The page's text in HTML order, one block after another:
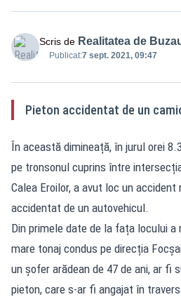
Scris de Realitatea de
Publicat:7 sept. 2021, 09:47
Pieton accidentat de un
În această dimineață, în jurul orei
pe tronsonul cuprins între
Calea Eroilor, a avut loc un accident
accidentat de un autovehicul.
Din primele date de la fața locului a
mare tonaj condus pe direcția
un șofer arădean de 47 de ani, ar fi
pieton, care s-ar fi angajat în